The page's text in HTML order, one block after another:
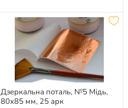
Дзеркальна поталь, №5 Мідь,
80х85 мм, 25 арк